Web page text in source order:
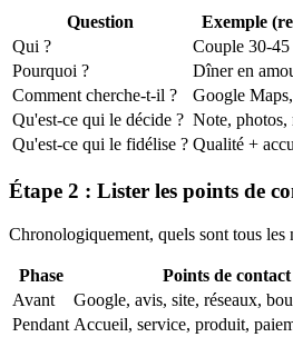
Question
Exemple
Qui ?
Couple 30-45
Pourquoi ?
Dîner en
Comment cherche-t-il ?
Google
Qu'est-ce qui le décide ? Note, photos,
Qu'est-ce qui le fidélise ? Qualité +
Étape 2 : Lister les points de
Chronologiquement, quels sont tous les
Phase
Points de contact
Avant
Google, avis, site, réseaux,
Pendant Accueil, service, produit,